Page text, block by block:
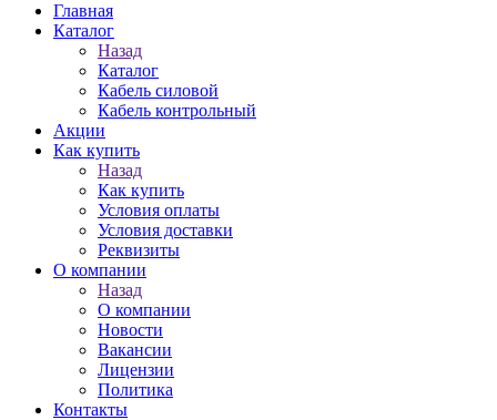
Главная
Каталог
Назад
Каталог
Кабель силовой
Кабель контрольный
Акции
Как купить
Назад
Как купить
Условия оплаты
Условия доставки
Реквизиты
О компании
Назад
О компании
Новости
Вакансии
Лицензии
Политика
Контакты